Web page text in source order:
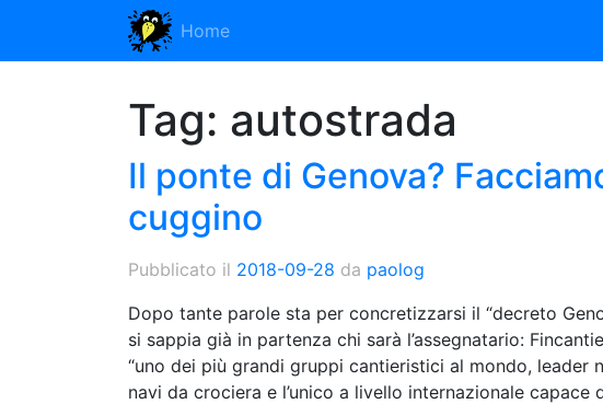
Home
Tag: autostrada
Il ponte di Genova?
cuggino
Pubblicato il 2018-09-28 da paolog
Dopo tante parole sta per concretizzarsi il “decreto
si sappia già in partenza chi sarà l’assegnatario:
“uno dei più grandi gruppi cantieristici al mondo, leader
navi da crociera e l’unico a livello internazionale capace